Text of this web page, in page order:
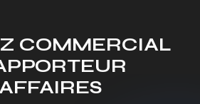
COMMERCIAL